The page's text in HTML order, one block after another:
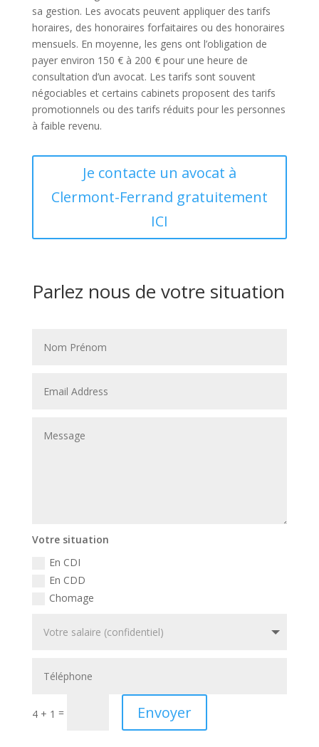
sa gestion. Les avocats peuvent appliquer des tarifs
horaires, des honoraires forfaitaires ou des honoraires
mensuels. En moyenne, les gens ont l’obligation de
payer environ 150 € à 200 € pour une heure de
consultation d’un avocat. Les tarifs sont souvent
négociables et certains cabinets proposent des tarifs
promotionnels ou des tarifs réduits pour les personnes
à faible revenu.
Je contacte un avocat à
Clermont-Ferrand gratuitement
ICI
Parlez nous de votre situation
Votre situation
En CDI
En CDD
Chomage
4 + 1 = Envoyer